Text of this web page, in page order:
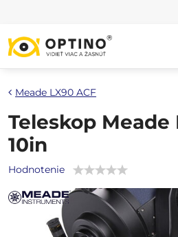
Meade LX90 ACF
Teleskop Meade
10in
Hodnotenie